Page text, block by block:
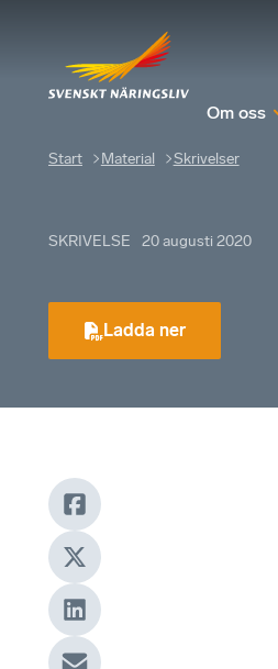
Om oss
Start Material Skrivelser
SKRIVELSE 20 augusti 2020
Ladda ner